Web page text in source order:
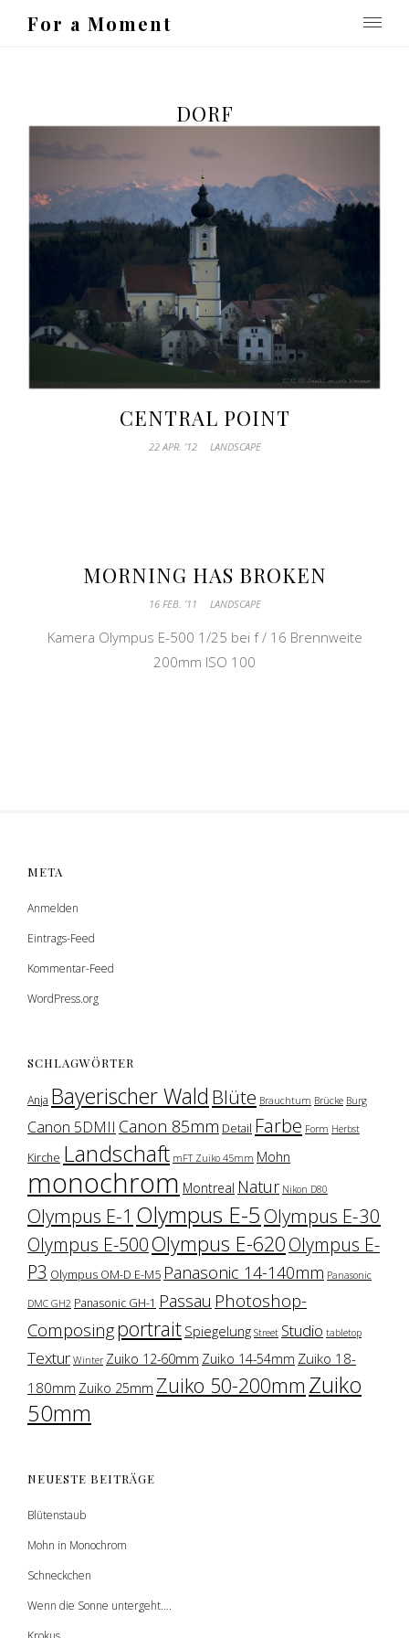
For a Moment
DORF
CENTRAL POINT
22 APR. ’12 LANDSCAPE
MORNING HAS BROKEN
16 FEB. ’11 LANDSCAPE
Kamera Olympus E-500 1/25 bei f / 16 Brennweite
200mm ISO 100
META
Anmelden
Eintrags-Feed
Kommentar-Feed
WordPress.org
SCHLAGWÖRTER
Anja Bayerischer Wald Blüte Brauchtum Brücke Burg
Canon 5DMII Canon 85mm Detail Farbe Form Herbst
Kirche Landschaft mFT Zuiko 45mm Mohn
monochrom Montreal Natur Nikon D80
Olympus E-1 Olympus E-5 Olympus E-30
Olympus E-500Olympus E-620Olympus E-
P3 Olympus OM-D E-M5 Panasonic 14-140mm Panasonic
DMC GH2 Panasonic GH-1 Passau Photoshop-
Composingportrait Spiegelung Street Studio tabletop
Textur Winter Zuiko 12-60mm Zuiko 14-54mm Zuiko 18-
180mm Zuiko 25mm Zuiko 50-200mm Zuiko
50mm
NEUESTE BEITRÄGE
Blütenstaub
Mohn in Monochrom
Schneckchen
Wenn die Sonne untergeht….